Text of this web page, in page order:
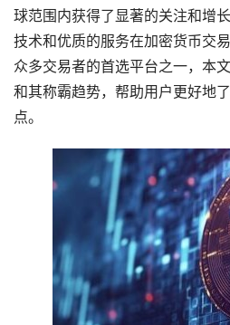
球范围内获得了显著的关注和增
技术和优质的服务在加密货币交
众多交易者的首选平台之一，本
和其称霸趋势，帮助用户更好地
点。